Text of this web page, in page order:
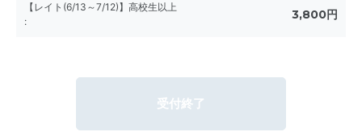
【レイト(6/13～7/12)】高校生以上
:
3,800円
受付終了